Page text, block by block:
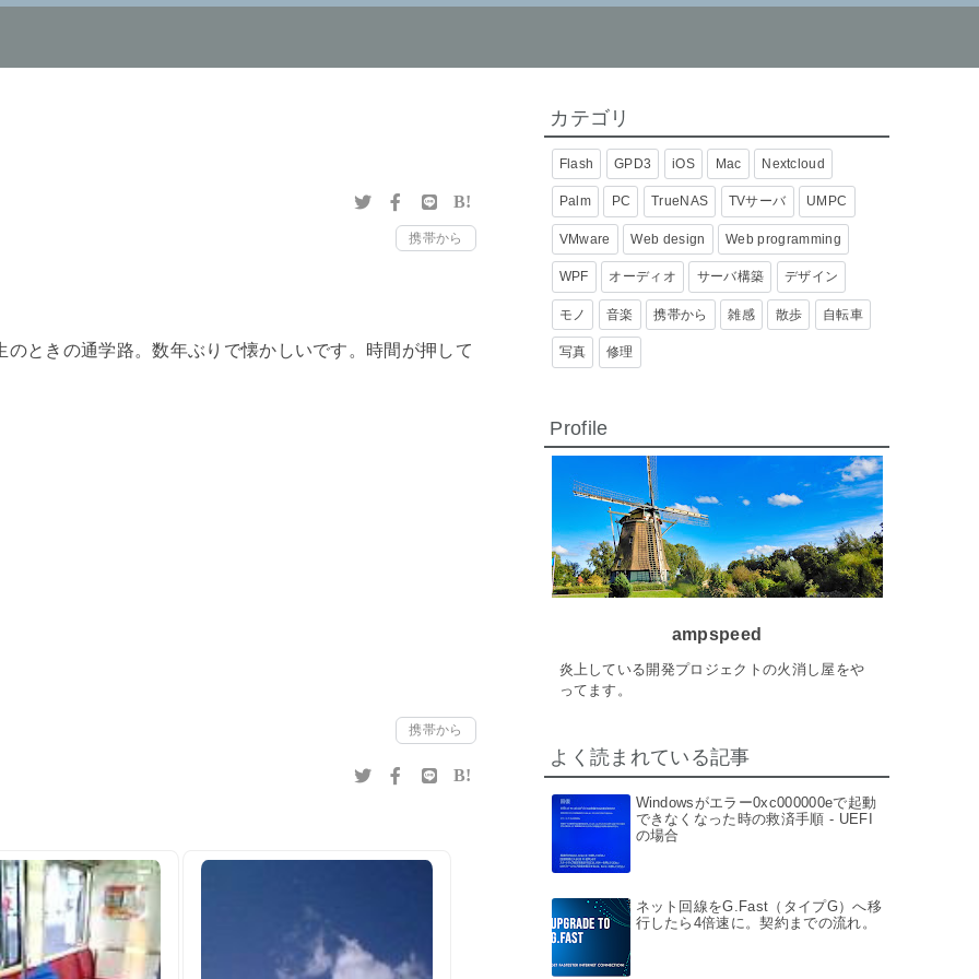
B!
携帯から
ときの通学路。数年ぶりで懐かしいです。時間が押して
携帯から
B!
カテゴリ
Flash GPD3 iOS Mac Nextcloud
Palm PC TrueNAS TVサーバ UMPC
VMware Web design Web programming
WPF オーディオ サーバ構築 デザイン
モノ 音楽 携帯から 雑感 散歩 自転車
写真 修理
Profile
ampspeed
炎上している開発プロジェクトの火消し屋をや
ってます。
よく読まれている記事
Windowsがエラー0xc000000eで起動
できなくなった時の救済手順 - UEFI
の場合
ネット回線をG.Fast（タイプG）へ移
行したら4倍速に。契約までの流れ。